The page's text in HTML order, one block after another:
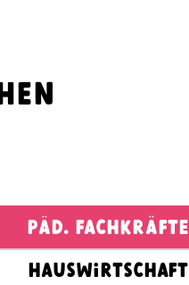
Päd. Fachkräfte
Hauswirtschaft